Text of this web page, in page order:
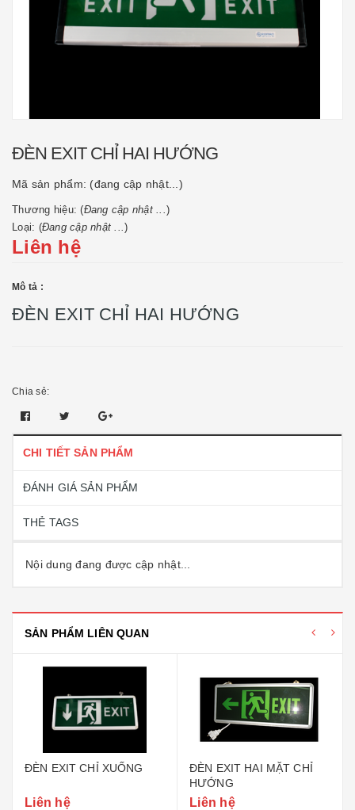
ĐÈN EXIT CHỈ HAI HƯỚNG
Mã sản phẩm: (đang cập nhật...)
Thương hiệu: (Đang cập nhật ...)
Loại: (Đang cập nhật ...)
Liên hệ
Mô tả :
ĐÈN EXIT CHỈ HAI HƯỚNG
Chia sẻ:
CHI TIẾT SẢN PHẨM
ĐÁNH GIÁ SẢN PHẨM
THẺ TAGS
Nội dung đang được cập nhật...
SẢN PHẨM LIÊN QUAN
ĐÈN EXIT CHỈ XUỐNG
Liên hệ
ĐÈN EXIT HAI MẶT CHỈ
HƯỚNG
Liên hệ